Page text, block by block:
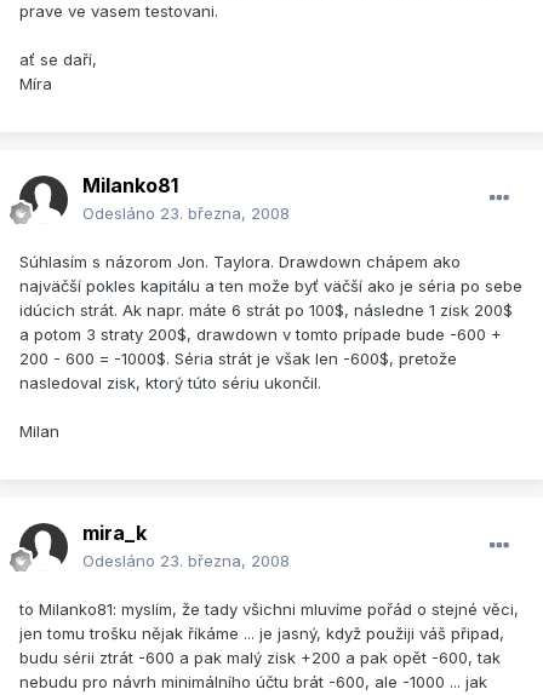
prave ve vasem testovani.
ať se daří,
Míra
Milanko81
Odesláno 23. března, 2008
Súhlasím s názorom Jon. Taylora. Drawdown chápem ako
najväčší pokles kapitálu a ten može byť väčší ako je séria po sebe
idúcich strát. Ak napr. máte 6 strát po 100$, následne 1 zisk 200$
a potom 3 straty 200$, drawdown v tomto prípade bude -600 +
200 - 600 = -1000$. Séria strát je však len -600$, pretože
nasledoval zisk, ktorý túto sériu ukončil.
Milan
mira_k
Odesláno 23. března, 2008
to Milanko81: myslím, že tady všichni mluvíme pořád o stejné věci,
jen tomu trošku nějak říkáme ... je jasný, když použiji váš připad,
budu sérii ztrát -600 a pak malý zisk +200 a pak opět -600, tak
nebudu pro návrh minimálního účtu brát -600, ale -1000 ... jak